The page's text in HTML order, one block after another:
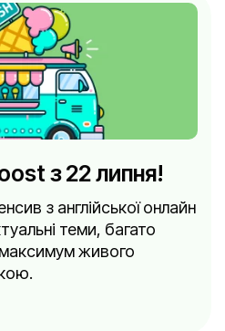
з 22 липня!
з англійської онлайн
теми, багато
живого